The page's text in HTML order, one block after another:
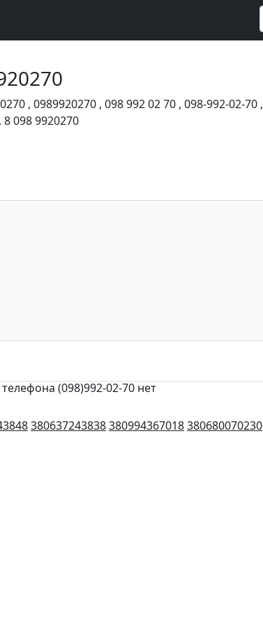
, 0989920270 , 098 992 02 70 , 098-992-02-70 ,
, 8 098 9920270
(098)992-02-70 нет
380637243838380994367018380680070230